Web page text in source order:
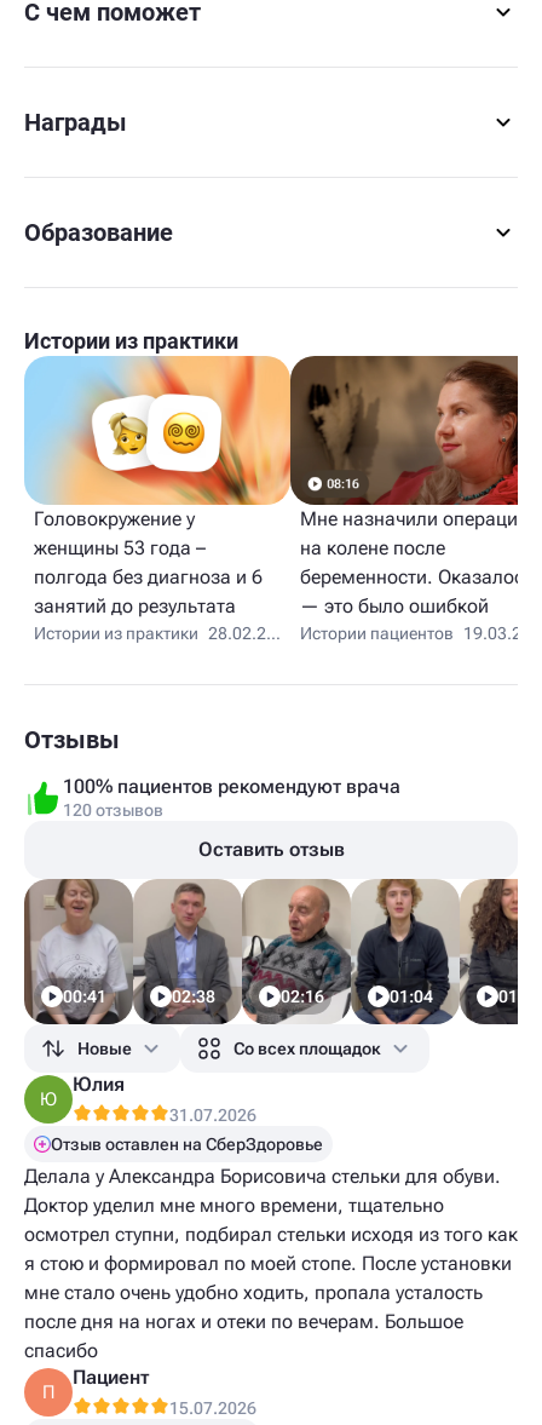
С чем поможет
Награды
Образование
Истории из практики
Головокружение у
женщины 53 года –
полгода без диагноза и 6
занятий до результата
Истории из практики 28.02.2026
Мне назначили операцию
на колене после
беременности. Оказалось
— это было ошибкой
Истории пациентов 19.03.2026
Отзывы
100% пациентов рекомендуют врача
120 отзывов
Оставить отзыв
00:41 02:38 02:16 01:04 01:09
Новые Со всех площадок
Ю
Юлия
31.07.2026
Отзыв оставлен на СберЗдоровье
Делала у Александра Борисовича стельки для обуви.
Доктор уделил мне много времени, тщательно
осмотрел ступни, подбирал стельки исходя из того как
я стою и формировал по моей стопе. После установки
мне стало очень удобно ходить, пропала усталость
после дня на ногах и отеки по вечерам. Большое
спасибо
П
Пациент
15.07.2026